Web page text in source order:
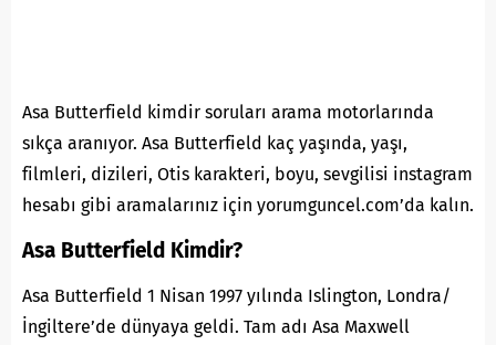
Asa Butterfield kimdir soruları arama motorlarında
sıkça aranıyor. Asa Butterfield kaç yaşında, yaşı,
filmleri, dizileri, Otis karakteri, boyu, sevgilisi instagram
hesabı gibi aramalarınız için yorumguncel.com’da kalın.
Asa Butterfield Kimdir?
Asa Butterfield 1 Nisan 1997 yılında Islington, Londra/
İngiltere’de dünyaya geldi. Tam adı Asa Maxwell